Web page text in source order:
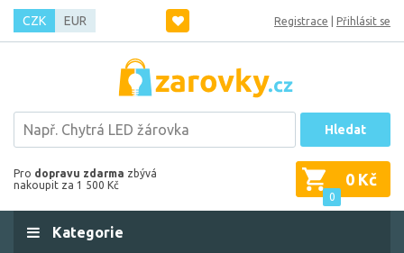
CZK EUR Registrace Přihlásit se
Hledat
Pro dopravu zdarma zbývá
nakoupit za 1 500 Kč
0
0 Kč
Kategorie